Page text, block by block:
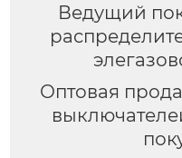
Ведущий
Оптовая